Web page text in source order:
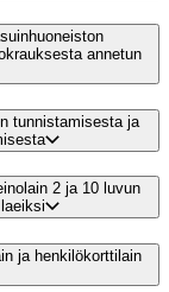
annetun
tunnistamisesta ja
2 ja 10 luvun
ja henkilökorttilain